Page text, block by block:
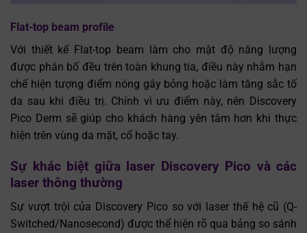
Flat-top beam profile
Với thiết kế Flat-top beam làm cho mật độ năng lượng
được phân bố đều trên toàn khung tia, điều này nhằm hạn
chế hiện tượng điểm nóng gây bỏng hoặc làm tăng sắc tố
da sau khi điều trị. Chính vì ưu điểm này, nên Discovery
Pico Derm sẽ giúp cho khách hàng yên tâm hơn khi thực
hiện trên vùng da mặt, cổ hoặc tay.
Sự khác biệt giữa laser Discovery Pico và các
laser thông thường
Sự vượt trội của Discovery Pico so với laser thế hệ cũ (Q-
Switched/Nanosecond) được thể hiện rõ qua bảng so sánh